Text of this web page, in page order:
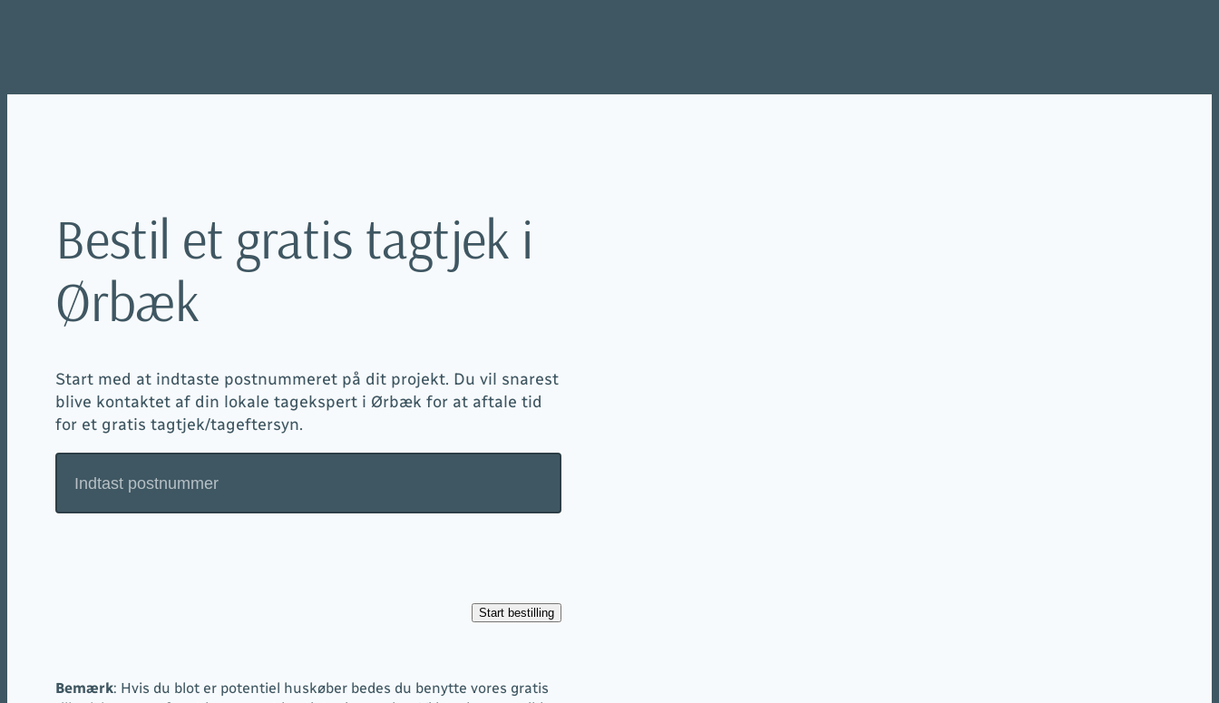
Bestil et gratis tagtjek i
Ørbæk
Start med at indtaste postnummeret på dit projekt. Du vil snarest
blive kontaktet af din lokale tagekspert i Ørbæk for at aftale tid
for et gratis tagtjek/tageftersyn.
Bemærk: Hvis du blot er potentiel huskøber bedes du benytte vores gratis